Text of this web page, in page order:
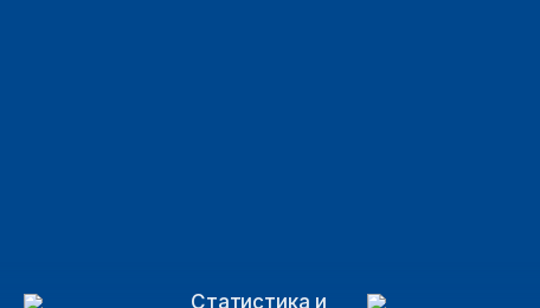
Статистика и